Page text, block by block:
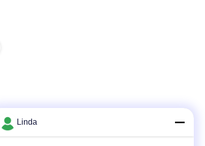
Linda